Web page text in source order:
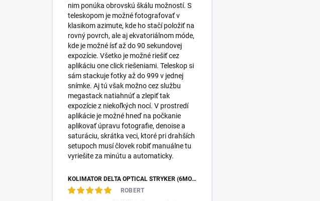
nim ponúka obrovskú škálu možností. S
teleskopom je možné fotografovať v
klasikom azimute, kde ho stačí položiť na
rovný povrch, ale aj ekvatoriálnom móde,
kde je možné ísť až do 90 sekundovej
expozície. Všetko je možné riešiť cez
aplikáciu one click riešeniami. Teleskop si
sám stackuje fotky až do 999 v jednej
snímke. Aj tú však možno cez službu
megastack natiahnúť a zlepiť tak
expozície z niekoľkých nocí. V prostredí
aplikácie je možné hneď na počkanie
aplikovať úpravu fotografie, denoise a
saturáciu, skrátka veci, ktoré pri drahších
setupoch musí človek robiť manuálne tu
vyriešite za minútu a automaticky.
KOLIMÁTOR DELTA OPTICAL STRYKER (6MOA)
ROBERT